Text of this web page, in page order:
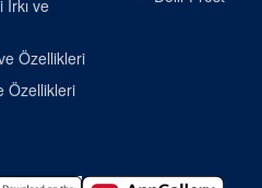
ve
Özellikleri
Özellikleri